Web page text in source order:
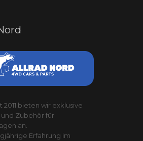
2011 bieten wir exklusive
Zubehör für
an.
Erfahrung im